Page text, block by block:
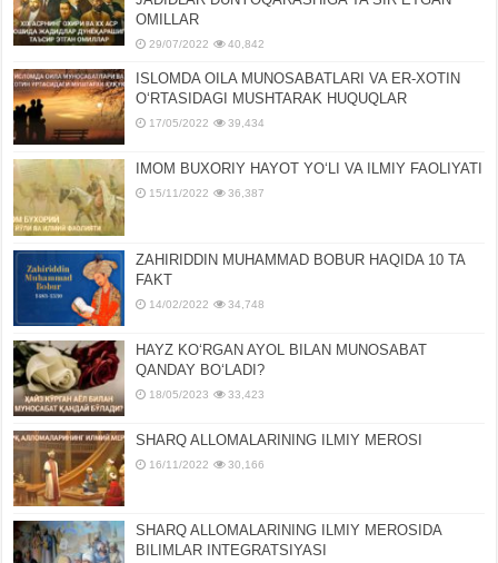
OMILLAR
29/07/2022 40,842
ISLOMDA OILA MUNOSABATLARI VA ER-XOTIN
OʻRTASIDAGI MUSHTARAK HUQUQLAR
17/05/2022 39,434
IMOM BUXORIY HAYOT YOʻLI VA ILMIY FAOLIYATI
15/11/2022 36,387
ZAHIRIDDIN MUHAMMAD BOBUR HAQIDA 10 TA
FAKT
14/02/2022 34,748
HAYZ KOʻRGAN AYOL BILAN MUNOSABAT
QANDAY BOʻLADI?
18/05/2023 33,423
SHARQ ALLOMALARINING ILMIY MEROSI
16/11/2022 30,166
SHARQ ALLOMALARINING ILMIY MЕROSIDA
BILIMLAR INTЕGRATSIYASI